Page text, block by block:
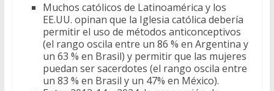
Muchos católicos de Latinoamérica y los
EE.UU. opinan que la Iglesia católica debería
permitir el uso de métodos anticonceptivos
(el rango oscila entre un 86 % en Argentina y
un 63 % en Brasil) y permitir que las mujeres
puedan ser sacerdotes (el rango oscila entre
un 83 % en Brasil y un 47% en México).